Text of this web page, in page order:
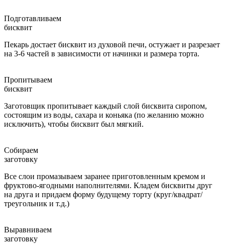
Подготавливаем
бисквит
Пекарь достает бисквит из духовой печи, остужает и разрезает
на 3-6 частей в зависимости от начинки и размера торта.
Пропитываем
бисквит
Заготовщик пропитывает каждый слой бисквита сиропом,
состоящим из воды, сахара и коньяка (по желанию можно
исключить), чтобы бисквит был мягкий.
Собираем
заготовку
Все слои промазываем заранее приготовленным кремом и
фруктово-ягодными наполнителями. Кладем бисквиты друг
на друга и придаем форму будущему торту (круг/квадрат/
треугольник и т.д.)
Выравниваем
заготовку